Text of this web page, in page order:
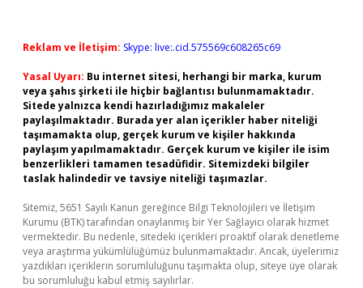
Reklam ve İletişim: Skype: live:.cid.575569c608265c69
Yasal Uyarı: Bu internet sitesi, herhangi bir marka, kurum
veya şahıs şirketi ile hiçbir bağlantısı bulunmamaktadır.
Sitede yalnızca kendi hazırladığımız makaleler
paylaşılmaktadır. Burada yer alan içerikler haber niteliği
taşımamakta olup, gerçek kurum ve kişiler hakkında
paylaşım yapılmamaktadır. Gerçek kurum ve kişiler ile isim
benzerlikleri tamamen tesadüfidir. Sitemizdeki bilgiler
taslak halindedir ve tavsiye niteliği taşımazlar.
Sitemiz, 5651 Sayılı Kanun gereğince Bilgi Teknolojileri ve İletişim
Kurumu (BTK) tarafından onaylanmış bir Yer Sağlayıcı olarak hizmet
vermektedir. Bu nedenle, sitedeki içerikleri proaktif olarak denetleme
veya araştırma yükümlülüğümüz bulunmamaktadır. Ancak, üyelerimiz
yazdıkları içeriklerin sorumluluğunu taşımakta olup, siteye üye olarak
bu sorumluluğu kabul etmiş sayılırlar.